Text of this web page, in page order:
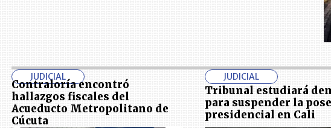
JUDICIAL
Contraloría encontró
hallazgos fiscales del
Acueducto Metropolitano de
Cúcuta
JUDICIAL
Tribunal estudiará
para suspender la
presidencial en Cali